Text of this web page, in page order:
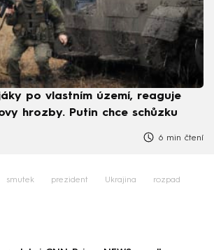
po vlastním území, reaguje
hrozby. Putin chce schůzku
6 min čtení
smutek prezident Ukrajina rozpad